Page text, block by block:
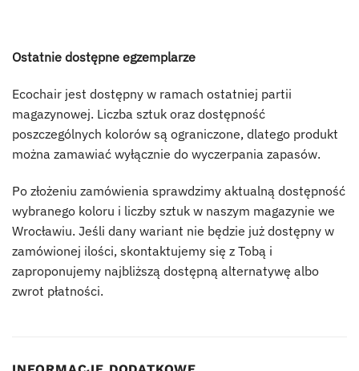
Ostatnie dostępne egzemplarze
Ecochair jest dostępny w ramach ostatniej partii
magazynowej. Liczba sztuk oraz dostępność
poszczególnych kolorów są ograniczone, dlatego produkt
można zamawiać wyłącznie do wyczerpania zapasów.
Po złożeniu zamówienia sprawdzimy aktualną dostępność
wybranego koloru i liczby sztuk w naszym magazynie we
Wrocławiu. Jeśli dany wariant nie będzie już dostępny w
zamówionej ilości, skontaktujemy się z Tobą i
zaproponujemy najbliższą dostępną alternatywę albo
zwrot płatności.